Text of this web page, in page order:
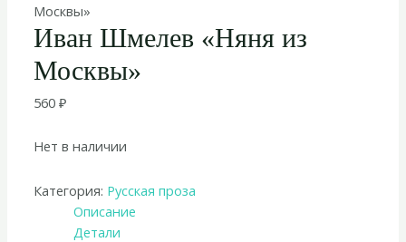
Москвы»
Иван Шмелев «Няня из
Москвы»
560₽
Нет в наличии
Категория: Русская проза
Описание
Детали